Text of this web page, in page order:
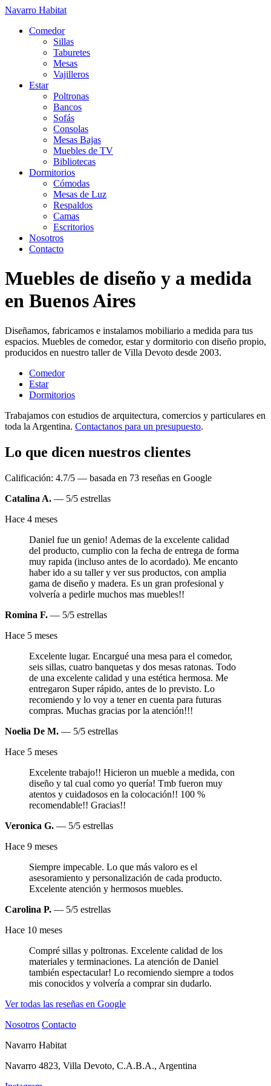
Navarro Habitat
Comedor
Sillas
Taburetes
Mesas
Vajilleros
Estar
Poltronas
Bancos
Sofás
Consolas
Mesas Bajas
Muebles de TV
Bibliotecas
Dormitorios
Cómodas
Mesas de Luz
Respaldos
Camas
Escritorios
Nosotros
Contacto
Muebles de diseño y a medida
en Buenos Aires
Diseñamos, fabricamos e instalamos mobiliario a medida para tus
espacios. Muebles de comedor, estar y dormitorio con diseño propio,
producidos en nuestro taller de Villa Devoto desde 2003.
Comedor
Estar
Dormitorios
Trabajamos con estudios de arquitectura, comercios y particulares en
toda la Argentina. Contactanos para un presupuesto.
Lo que dicen nuestros clientes
Calificación: 4.7/5 — basada en 73 reseñas en Google
Catalina A. — 5/5 estrellas
Hace 4 meses
Daniel fue un genio! Ademas de la excelente calidad
del producto, cumplio con la fecha de entrega de forma
muy rapida (incluso antes de lo acordado). Me encanto
haber ido a su taller y ver sus productos, con amplia
gama de diseño y madera. Es un gran profesional y
volvería a pedirle muchos mas muebles!!
Romina F. — 5/5 estrellas
Hace 5 meses
Excelente lugar. Encargué una mesa para el comedor,
seis sillas, cuatro banquetas y dos mesas ratonas. Todo
de una excelente calidad y una estética hermosa. Me
entregaron Super rápido, antes de lo previsto. Lo
recomiendo y lo voy a tener en cuenta para futuras
compras. Muchas gracias por la atención!!!
Noelia De M. — 5/5 estrellas
Hace 5 meses
Excelente trabajo!! Hicieron un mueble a medida, con
diseño y tal cual como yo quería! Tmb fueron muy
atentos y cuidadosos en la colocación!! 100 %
recomendable!! Gracias!!
Veronica G. — 5/5 estrellas
Hace 9 meses
Siempre impecable. Lo que más valoro es el
asesoramiento y personalización de cada producto.
Excelente atención y hermosos muebles.
Carolina P. — 5/5 estrellas
Hace 10 meses
Compré sillas y poltronas. Excelente calidad de los
materiales y terminaciones. La atención de Daniel
también espectacular! Lo recomiendo siempre a todos
mis conocidos y volvería a comprar sin dudarlo.
Ver todas las reseñas en Google
Nosotros Contacto
Navarro Habitat
Navarro 4823, Villa Devoto, C.A.B.A., Argentina